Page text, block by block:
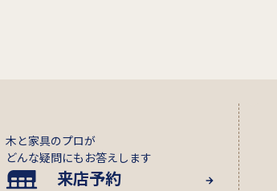
木と家具のプロが
どんな疑問にもお答えします
来店予約